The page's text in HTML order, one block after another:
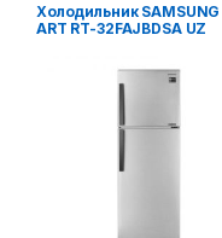
Холодильник SAMSUNG
ART RT-32FAJBDSA UZ